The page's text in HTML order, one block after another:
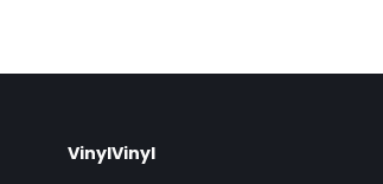
VinylVinyl